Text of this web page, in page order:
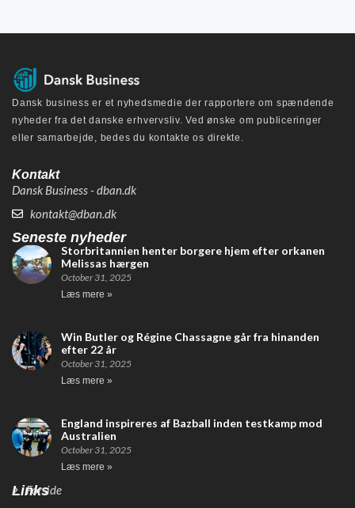
Dansk business er et nyhedsmedie der rapportere om spændende
nyheder fra det danske erhvervsliv. Ved ønske om publiceringer
eller samarbejde, bedes du kontakte os direkte.
Kontakt
Dansk Business - dban.dk
kontakt@dban.dk
Seneste nyheder
Storbritannien henter borgere hjem efter orkanen
Melissas hærgen
October 31, 2025
Læs mere »
Win Butler og Régine Chassagne går fra hinanden
efter 22 år
October 31, 2025
Læs mere »
England inspireres af Bazball inden testkamp mod
Australien
October 31, 2025
Læs mere »
Links
Forside